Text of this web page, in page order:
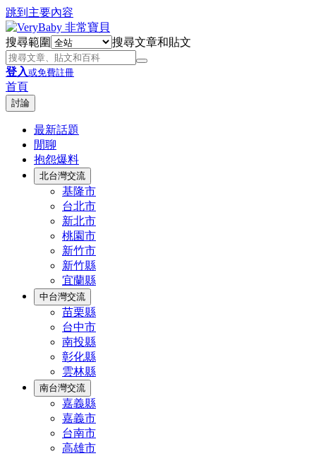
跳到主要內容
搜尋範圍 搜尋文章和貼文
登入或免費註冊
首頁
討論
最新話題
閒聊
抱怨爆料
北台灣交流
基隆市
台北市
新北市
桃園市
新竹市
新竹縣
宜蘭縣
中台灣交流
苗栗縣
台中市
南投縣
彰化縣
雲林縣
南台灣交流
嘉義縣
嘉義市
台南市
高雄市